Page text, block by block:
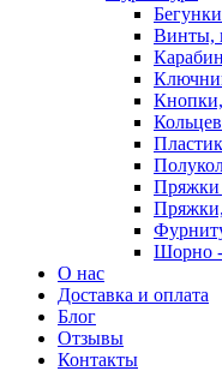
Винты,
Пряжки
Шорно -
О нас
Доставка и оплата
Блог
Отзывы
Контакты